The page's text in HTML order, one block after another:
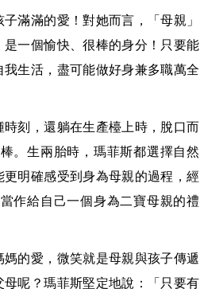
滿滿的愛！對她而言，「母親」
一個愉快、很棒的身分！只要能
生活，盡可能做好身兼多職萬全
刻，還躺在生產檯上時，脫口而
。生兩胎時，瑪菲斯都選擇自然
明確感受到身為母親的過程，經
作給自己一個身為二寶母親的禮
的愛，微笑就是母親與孩子傳遞
呢？瑪菲斯堅定地說：「只要有